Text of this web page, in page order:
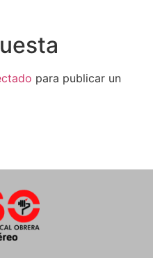
para publicar un